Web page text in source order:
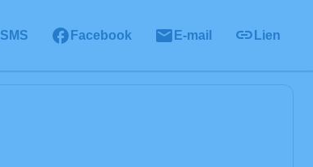
SMS Facebook E-mail Lien